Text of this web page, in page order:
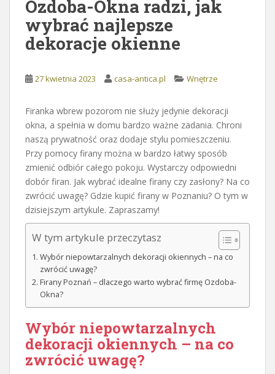
Ozdoba-Okna radzi, jak
wybrać najlepsze
dekoracje okienne
27 kwietnia 2023 casa-antica.pl Wnętrze
Firanka wbrew pozorom nie służy jedynie dekoracji
okna, a spełnia w domu bardzo ważne zadania. Chroni
naszą prywatność oraz dodaje stylu pomieszczeniu.
Przy pomocy firany można w bardzo łatwy sposób
zmienić odbiór całego pokoju. Wystarczy odpowiedni
dobór firan. Jak wybrać idealne firany czy zasłony? Na co
zwrócić uwagę? Gdzie kupić firany w Poznaniu? O tym w
dzisiejszym artykule. Zapraszamy!
W tym artykule przeczytasz
Wybór niepowtarzalnych dekoracji okiennych – na co
zwrócić uwagę?
Firany Poznań – dlaczego warto wybrać firmę Ozdoba-
Okna?
Wybór niepowtarzalnych
dekoracji okiennych – na co
zwrócić uwagę?